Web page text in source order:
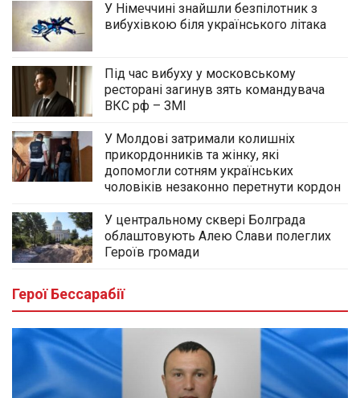
У Німеччині знайшли безпілотник з
вибухівкою біля українського літака
Під час вибуху у московському
ресторані загинув зять командувача
ВКС рф – ЗМІ
У Молдові затримали колишніх
прикордонників та жінку, які
допомогли сотням українських
чоловіків незаконно перетнути кордон
У центральному сквері Болграда
облаштовують Алею Слави полеглих
Героїв громади
Герої Бессарабії